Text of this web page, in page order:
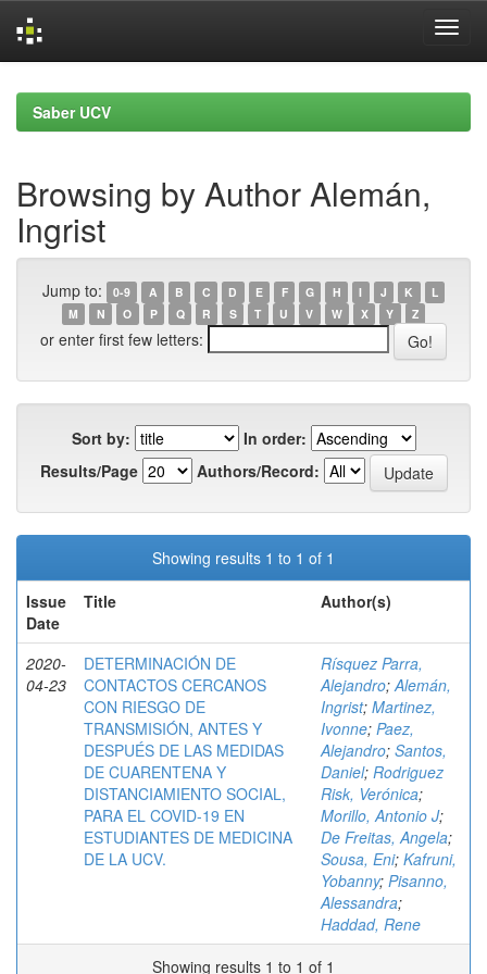
navigationSaber UCV
Browsing by Author Alemán,
Ingrist
Jump to: 0-9 A B C D E F G H I J K
L
M
N O P Q R S T U V W X Y Z
or enter first few letters:
Sort by:
In order:
Results/Page
Authors/Record:
Showing results 1 to 1 of 1
Issue
Date
Title Author(s)
2020-
04-23
DETERMINACIÓN DE
CONTACTOS CERCANOS
CON RIESGO DE
TRANSMISIÓN, ANTES Y
DESPUÉS DE LAS MEDIDAS
DE CUARENTENA Y
DISTANCIAMIENTO SOCIAL,
PARA EL COVID-19 EN
ESTUDIANTES DE MEDICINA
DE LA UCV.
Rísquez Parra,
Alejandro;Alemán,
Ingrist; Martinez,
Ivonne; Paez,
Alejandro; Santos,
Daniel; Rodriguez
Risk, Verónica;
Morillo, Antonio J;
De Freitas, Angela;
Sousa, Eni; Kafruni,
Yobanny; Pisanno,
Alessandra;
Haddad, Rene
Showing results 1 to 1 of 1